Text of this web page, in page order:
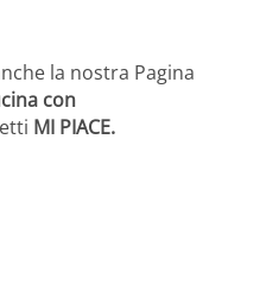
la nostra Pagina
con
MI PIACE.